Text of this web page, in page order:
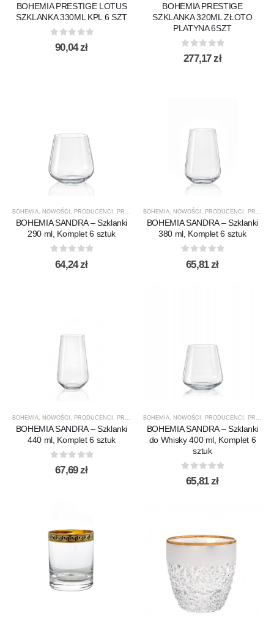
BOHEMIA PRESTIGE LOTUS
SZKLANKA 330ML KPL 6 SZT
out of 5
90,04zł
BOHEMIA PRESTIGE
SZKLANKA 320ML ZŁOTO
PLATYNA 6SZT
0out of 5
277,17zł
BOHEMIA, NOWOŚCI , PRODUCENCI , PRODUKTY ,SANDRA,SZKLANKI,SZKLANKI DO WHISKY
BOHEMIA SANDRA – Szklanki
290 ml, Komplet 6 sztuk
out of 5
64,24zł
BOHEMIA, NOWOŚCI , PRODUCENCI , PRODUKTY
BOHEMIA SANDRA – Szklanki
380 ml, Komplet 6 sztuk
out of 5
65,81zł
BOHEMIA NOWOŚCI PRODUCENCI PRODUKTY ,SANDRA,SZKLANKI,SZKLANKI DO
BOHEMIA SANDRA – Szklanki
440 ml, Komplet 6 sztuk
out of 5
67,69zł
BOHEMIA NOWOŚCI PRODUCENCI PRODUKTY
BOHEMIA SANDRA – Szklanki
do Whisky 400 ml, Komplet 6
sztuk
out of 5
65,81zł